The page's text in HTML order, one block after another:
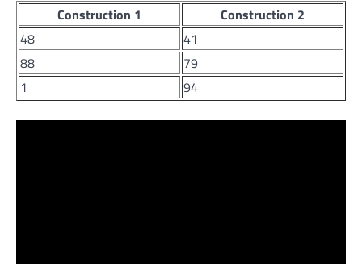
Construction 1
Construction 2
48
41
88
79
1
94